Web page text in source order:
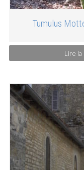
Tumulus
Lire la